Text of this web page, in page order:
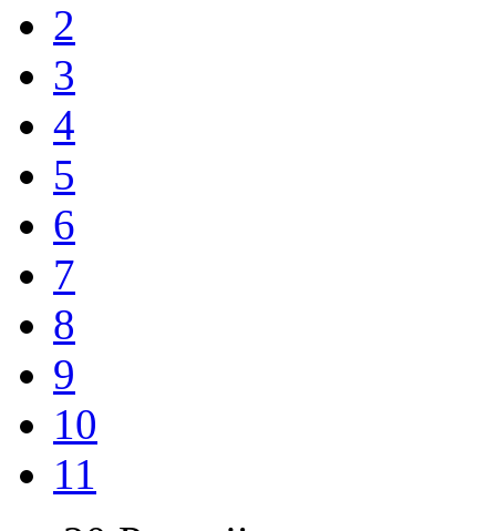
2
3
4
5
6
7
8
9
10
11